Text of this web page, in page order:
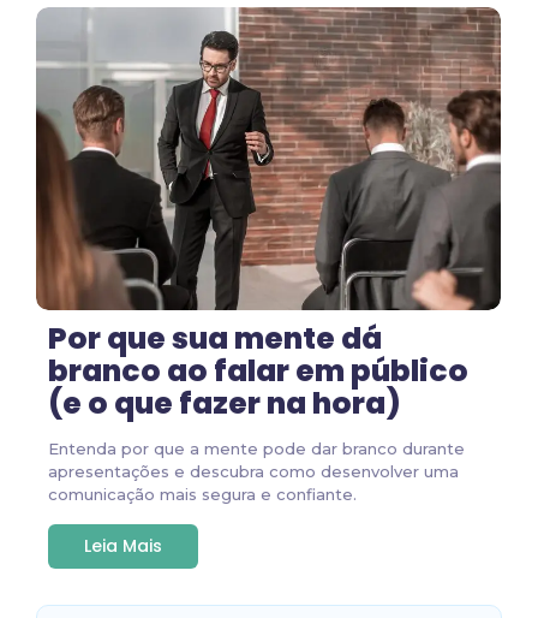
Por que sua mente dá
branco ao falar em público
(e o que fazer na hora)
Entenda por que a mente pode dar branco durante
apresentações e descubra como desenvolver uma
comunicação mais segura e confiante.
Leia Mais